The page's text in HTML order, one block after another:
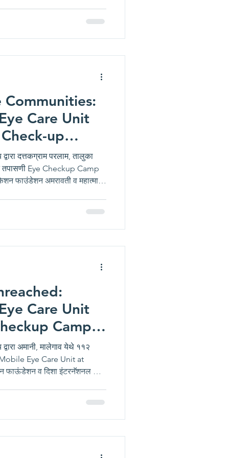
या शिबिरामध्ये महिलांची मोफत
महिलांची तपासणी करण्यात आली
Communities:
Care Unit
up
Palram
दत्तकग्राम परलाम, तालुका
तपासणी Eye Checkup Camp
फाउंडेशन अमरावती व महात्मा
करण्यात आली. Glimpse of
शिबिरामध्ये एकूण १२१
Care Unit
Camp
अमानी, मालेगाव येथे ११२
Mobile Eye Care Unit at
फाऊंडेशन व दिशा इंटरनॅशनल आय
येथे शिबिराचे आयोजन करण्यात आले
नेत्र तपासणी करण्यात आली.